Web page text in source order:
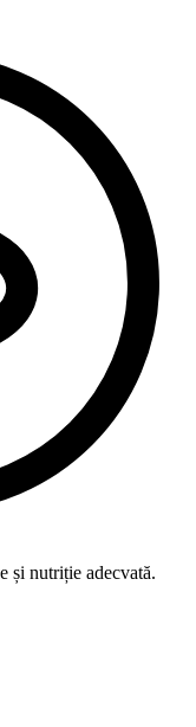
și nutriție adecvată.